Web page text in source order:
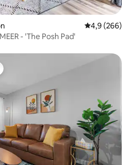
Gemiddelde
4,9 (266)
- 'The Posh Pad'